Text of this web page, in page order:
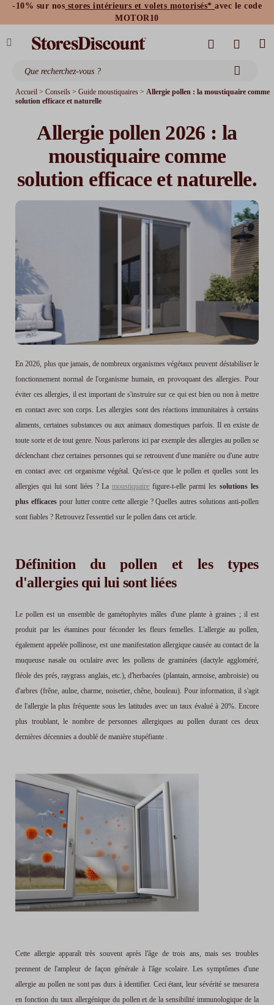
-10% sur nos stores intérieurs et volets motorisés* avec le code
MOTOR10
stores bannes standards
moustiquaires
Accueil >Conseils >Guide moustiquaires >Allergie pollen : la moustiquaire comme
solution efficace et naturelle
Allergie pollen 2026 : la
moustiquaire comme
solution efficace et naturelle.
En 2026, plus que jamais, de nombreux organismes végétaux peuvent déstabiliser le
fonctionnement normal de l'organisme humain, en provoquant des allergies. Pour
éviter ces allergies, il est important de s'instruire sur ce qui est bien ou non à mettre
en contact avec son corps. Les allergies sont des réactions immunitaires à certains
aliments, certaines substances ou aux animaux domestiques parfois. Il en existe de
toute sorte et de tout genre. Nous parlerons ici par exemple des allergies au pollen se
déclenchant chez certaines personnes qui se retrouvent d'une manière ou d'une autre
en contact avec cet organisme végétal. Qu'est-ce que le pollen et quelles sont les
allergies qui lui sont liées ? Lamoustiquaire figure-t-elle parmi les solutions les
plus efficaces pour lutter contre cette allergie ? Quelles autres solutions anti-pollen
sont fiables ? Retrouvez l'essentiel sur le pollen dans cet article.
Définition du pollen et les types
d'allergies qui lui sont liées
Le pollen est un ensemble de gamétophytes mâles d'une plante à graines ; il est
produit par les étamines pour féconder les fleurs femelles. L'allergie au pollen,
également appelée pollinose, est une manifestation allergique causée au contact de la
muqueuse nasale ou oculaire avec les pollens de graminées (dactyle aggloméré,
fléole des prés, raygrass anglais, etc.), d'herbacées (plantain, armoise, ambroisie) ou
d'arbres (frêne, aulne, charme, noisetier, chêne, bouleau). Pour information, il s'agit
de l'allergie la plus fréquente sous les latitudes avec un taux évalué à 20%. Encore
plus troublant, le nombre de personnes allergiques au pollen durant ces deux
dernières décennies a doublé de manière stupéfiante .
Cette allergie apparaît très souvent après l'âge de trois ans, mais ses troubles
prennent de l'ampleur de façon générale à l'âge scolaire. Les symptômes d'une
allergie au pollen ne sont pas durs à identifier. Ceci étant, leur sévérité se mesurera
en fonction du taux allergénique du pollen et de la sensibilité immunologique de la